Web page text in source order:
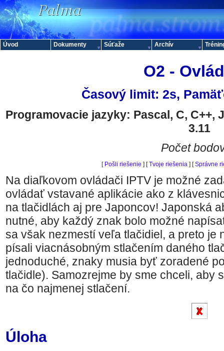
O2 -
Časový limit: 2s,
Programovacie jazyky: Pascal, C, C++,
3.11
Počet
[Pošli riešenie ] [Tvoje riešenia ] [Správne
Na diaľkovom ovládači IPTV je možné
ovládať vstavané aplikácie ako z
na tlačidlách aj pre Japoncov! Japonská
nutné, aby každý znak bolo možné
sa však nezmestí veľa tlačidiel, a preto je
písali viacnásobným stlačením daného
jednoduché, znaky musia byť zoradené
tlačidle). Samozrejme by sme chceli, aby
na čo najmenej stlačení.
Úloha
Úvod Dokumenty Súťaže Archív